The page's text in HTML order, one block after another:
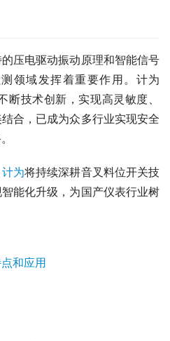
电驱动振动原理和智能信号
领域发挥着重要作用。计为
断技术创新，实现高灵敏度、
合，已成为众多行业实现安全
计为将持续深耕音叉料位开关技
能化升级，为国产仪表行业树
和应用